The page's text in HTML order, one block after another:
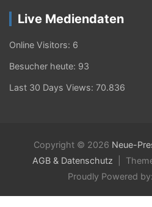
Live Mediendaten
Online Visitors: 6
Besucher heute: 93
Last 30 Days Views: 70.836
Copyright © 2026 Neue-
AGB & Datenschutz
Proudly Powered by: